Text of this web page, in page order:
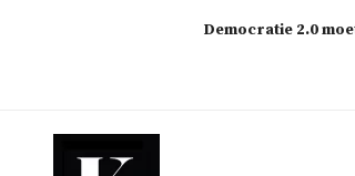
Democratie 2.0